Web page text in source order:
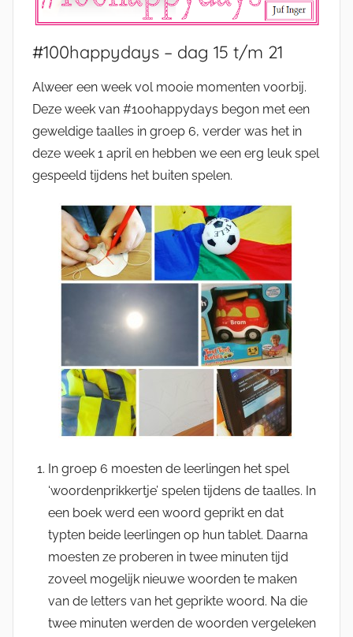
#100happydays – dag 15 t/m 21
Alweer een week vol mooie momenten voorbij.
Deze week van #100happydays begon met een
geweldige taalles in groep 6, verder was het in
deze week 1 april en hebben we een erg leuk spel
gespeeld tijdens het buiten spelen.
In groep 6 moesten de leerlingen het spel
‘woordenprikkertje’ spelen tijdens de taalles. In
een boek werd een woord geprikt en dat
typten beide leerlingen op hun tablet. Daarna
moesten ze proberen in twee minuten tijd
zoveel mogelijk nieuwe woorden te maken
van de letters van het geprikte woord. Na die
twee minuten werden de woorden vergeleken